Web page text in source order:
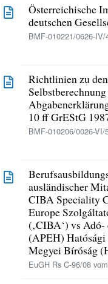
Österreichische
deutschen
BMF-010221/0626-
Richtlinien zu
10 ff GrEStG
BMF-010206/0026-
ausländischer
CIBA Speciality
Europe
(‚CIBA‘) vs
(APEH) Hatósági
Megyei Bíróság
EuGH Rs C-96/08